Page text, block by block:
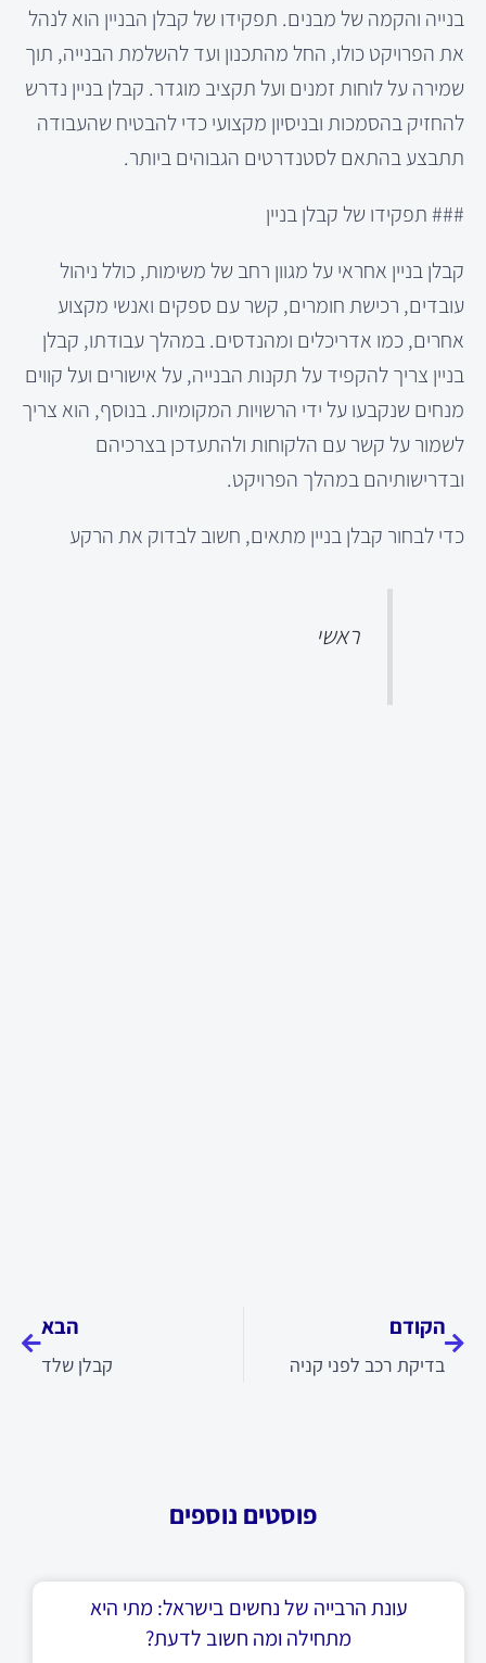
בנייה והקמה של מבנים. תפקידו של קבלן הבניין הוא לנהל
את הפרויקט כולו, החל מהתכנון ועד להשלמת הבנייה, תוך
שמירה על לוחות זמנים ועל תקציב מוגדר. קבלן בניין נדרש
להחזיק בהסמכות ובניסיון מקצועי כדי להבטיח שהעבודה
תתבצע בהתאם לסטנדרטים הגבוהים ביותר.
### תפקידו של קבלן בניין
קבלן בניין אחראי על מגוון רחב של משימות, כולל ניהול
עובדים, רכישת חומרים, קשר עם ספקים ואנשי מקצוע
אחרים, כמו אדריכלים ומהנדסים. במהלך עבודתו, קבלן
בניין צריך להקפיד על תקנות הבנייה, על אישורים ועל קווים
מנחים שנקבעו על ידי הרשויות המקומיות. בנוסף, הוא צריך
לשמור על קשר עם הלקוחות ולהתעדכן בצרכיהם
ובדרישותיהם במהלך הפרויקט.
כדי לבחור קבלן בניין מתאים, חשוב לבדוק את הרקע
ראשי
הקודם
בדיקת רכב לפני קניה
הבא
קבלן שלד
פוסטים נוספים
עונת הרבייה של נחשים בישראל: מתי היא
מתחילה ומה חשוב לדעת?